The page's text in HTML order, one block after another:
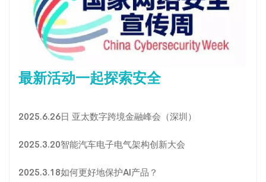
最新活动一起探索安全
2025.6.26日 亚太数字跨境金融峰会（深圳）
2025.3.20智能汽车电子电气架构创新大会
2025.3.18如何更好地保护AI产品？